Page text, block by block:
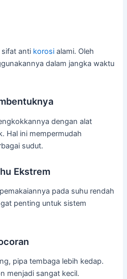
sifat anti korosi alami. Oleh
dalam jangka waktu
dengan alat
Hal ini mempermudah
sudut.
Ekstrem
pada suhu rendah
penting untuk sistem
pipa tembaga lebih kedap.
menjadi sangat kecil.